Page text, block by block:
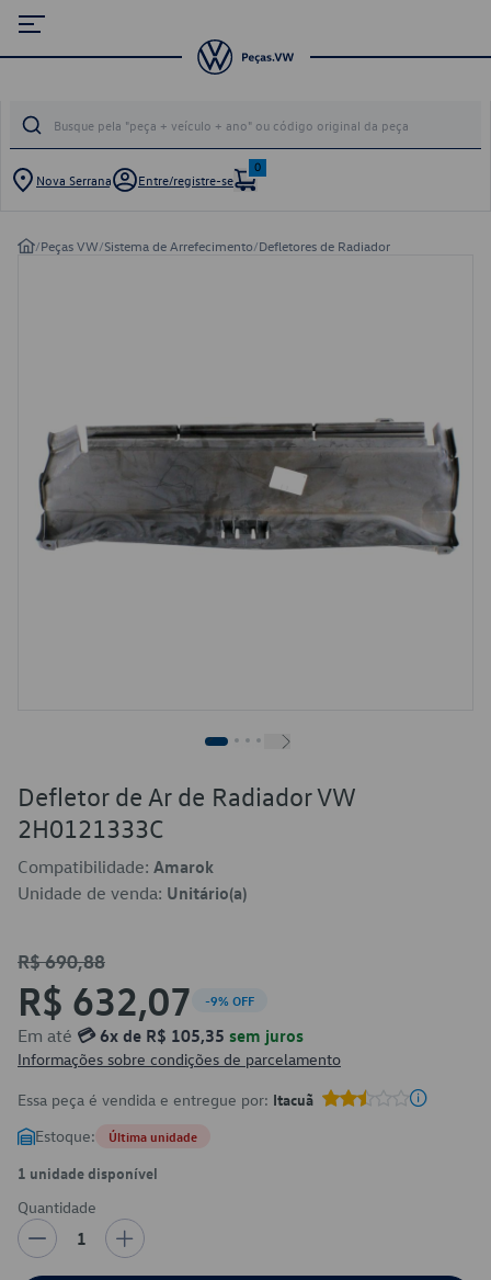
Nova Serrana Entre/registre-se
0
/Peças VW/Sistema de Arrefecimento/Defletores de Radiador
Defletor de Ar de Radiador VW
2H0121333C
Compatibilidade: Amarok
Unidade de venda: Unitário(a)
R$ 690,88
R$ 632,07 -9% OFF
Em até 💳 6x de R$ 105,35 sem juros
Informações sobre condições de parcelamento
Essa peça é vendida e entregue por: Itacuã
Estoque: Última unidade
1 unidade disponível
Quantidade
1